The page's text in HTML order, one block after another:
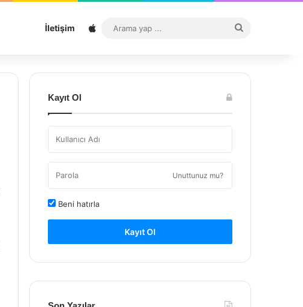
İletişim Sitemap
...
Kayıt Ol
Unuttunuz mu?
Beni hatırla
Kayıt Ol